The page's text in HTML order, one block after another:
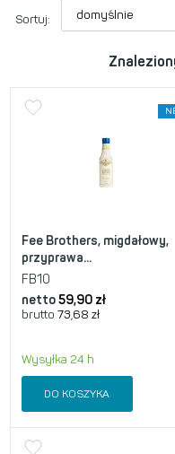
Sortuj:
Fee Brothers, migdałowy,
przyprawa...
FB10
netto59,90 zł
brutto 73,68 zł
Wysyłka 24 h
DO KOSZYKA